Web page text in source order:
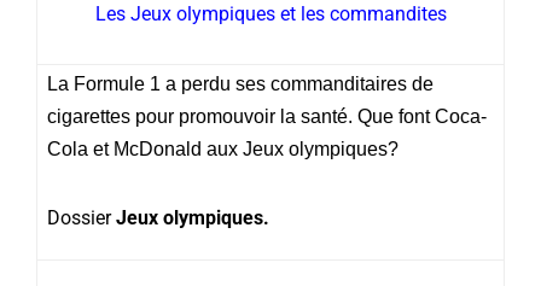
Les Jeux olympiques et les commandites
La Formule 1 a perdu ses commanditaires de
cigarettes pour promouvoir la santé. Que font Coca-
Cola et McDonald aux Jeux olympiques?
DossierJeux olympiques.